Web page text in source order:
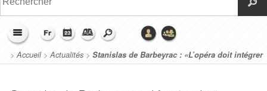
>Accueil>Actualités > Stanislas de Barbeyrac : «L’opéra doit intégrer
le public dès la porte d’entrée pour proposer un concept complet»